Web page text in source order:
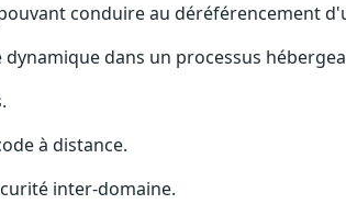
conduire au déréférencement
dans un processus
à distance.
inter-domaine.